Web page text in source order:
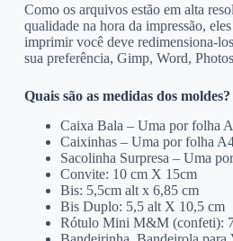
Como os arquivos estão em alta
qualidade na hora da impressão,
imprimir você deve redimensiona-
sua preferência, Gimp, Word,
Quais são as medidas dos moldes?
Caixa Bala – Uma por folha
Caixinhas – Uma por folha
Sacolinha Surpresa – Uma
Convite: 10 cm X 15cm
Bis: 5,5cm alt x 6,85 cm
Bis Duplo: 5,5 alt X 10,5 cm
Rótulo Mini M&M (confeti):